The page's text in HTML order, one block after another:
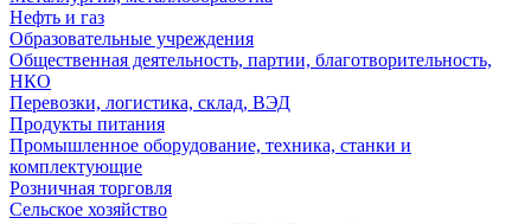
Нефть и газ
Образовательные учреждения
Общественная деятельность, партии, благотворительность,
НКО
Перевозки, логистика, склад, ВЭД
Продукты питания
Промышленное оборудование, техника, станки и
комплектующие
Розничная торговля
Сельское хозяйство